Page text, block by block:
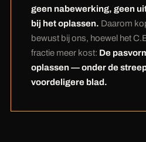
100%-controle betekent:
uw productie blijven van u.
het C.E.-blad het
geen nabewerking, geen
bij het oplassen. Daarom
bewust bij ons, hoewel het
fractie meer kost: De
oplassen — onder de
voordeligere blad.